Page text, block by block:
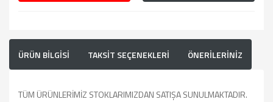
ÜRÜN BİLGİSİ TAKSİT SEÇENEKLERİ ÖNERİLERİNİZ
TÜM ÜRÜNLERİMİZ STOKLARIMIZDAN SATIŞA SUNULMAKTADIR.